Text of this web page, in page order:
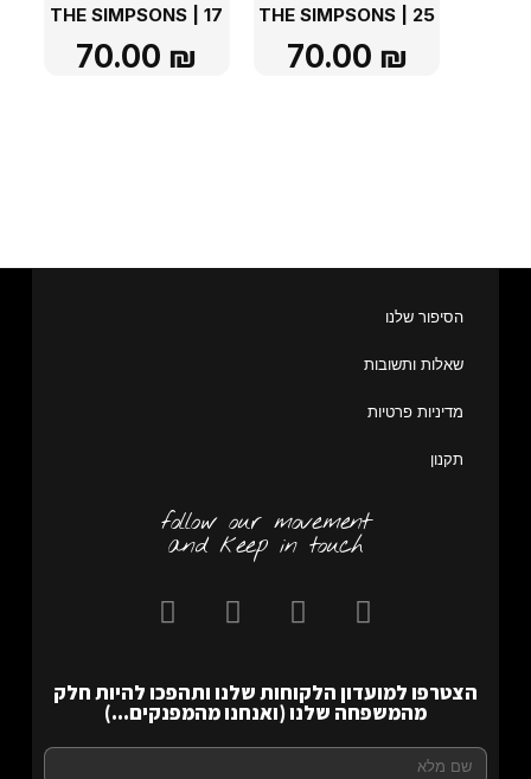
THE SIMPSONS | 25
70.00 ₪
THE SIMPSONS | 17
70.00 ₪
הסיפור שלנו
שאלות ותשובות
מדיניות פרטיות
תקנון
follow our movement
and keep in touch
הצטרפו למועדון הלקוחות שלנו ותהפכו להיות חלק
מהמשפחה שלנו (ואנחנו מהמפנקים...)